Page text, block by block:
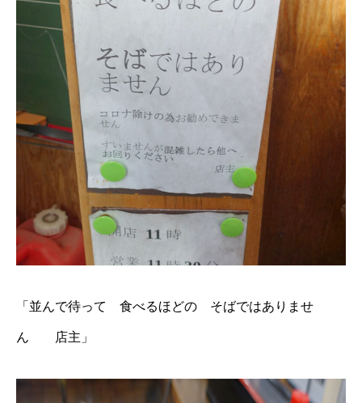
「並んで待って 食べるほどの そばではありませ
ん 店主」